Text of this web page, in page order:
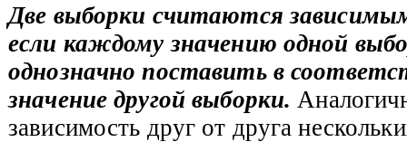
Две выборки считаются
если каждому значению одной
однозначно поставить в
значение другой выборки.
зависимость друг от друга